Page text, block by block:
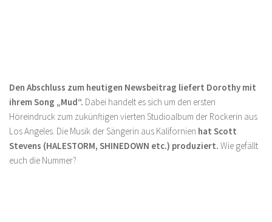
Den Abschluss zum heutigen Newsbeitrag liefert Dorothy mit
ihrem Song „Mud“. Dabei handelt es sich um den ersten
Höreindruck zum zukünftigen vierten Studioalbum der Rockerin aus
Los Angeles. Die Musik der Sängerin aus Kalifornien hat Scott
Stevens (HALESTORM, SHINEDOWN etc.) produziert. Wie gefällt
euch die Nummer?